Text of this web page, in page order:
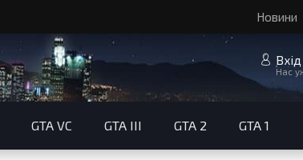
Новини
Вхід
Нас
GTA VC GTA III GTA 2 GTA 1